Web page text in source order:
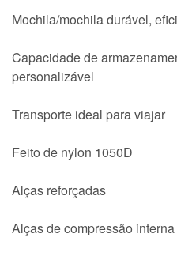
Mochila/mochila durável,
Capacidade de
personalizável
Transporte ideal para viajar
Feito de nylon 1050D
Alças reforçadas
Alças de compressão interna